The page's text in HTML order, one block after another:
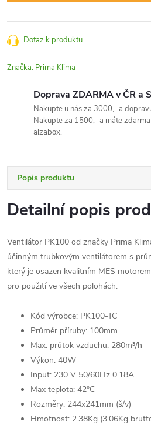
Dotaz k produktu
Značka: Prima Klima
Doprava ZDARMA v ČR a
Nakupte u nás za 3000,- a
Nakupte za 1500,- a máte
alzabox.
Popis produktu
Detailní popis
Ventilátor PK100 od značky Prima
účinným trubkovým ventilátorem s
který je osazen kvalitním MES
pro použití ve všech polohách.
Kód výrobce: PK100-TC
Průměr příruby: 100mm
Max. průtok vzduchu: 280m³/h
Výkon: 40W
Input: 230 V 50/60Hz 0.18A
Max teplota: 42°C
Rozměry: 244x241mm (š/v)
Hmotnost: 2.38Kg (3.06Kg